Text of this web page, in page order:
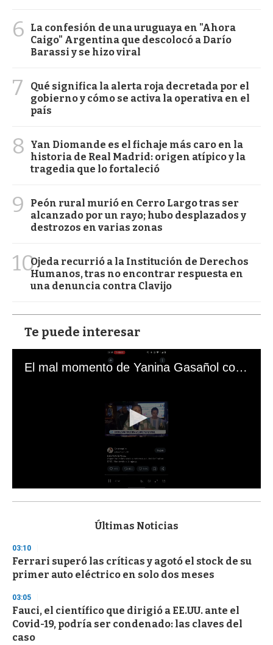
6
La confesión de una uruguaya en "Ahora
Caigo" Argentina que descolocó a Darío
Barassi y se hizo viral
7
Qué significa la alerta roja decretada por el
gobierno y cómo se activa la operativa en el
país
8
Yan Diomande es el fichaje más caro en la
historia de Real Madrid: origen atípico y la
tragedia que lo fortaleció
9
Peón rural murió en Cerro Largo tras ser
alcanzado por un rayo; hubo desplazados y
destrozos en varias zonas
10Ojeda recurrió a la Institución de Derechos
Humanos, tras no encontrar respuesta en
una denuncia contra Clavijo
Te puede interesar
El mal momento de Yanina Gasañol con un hincha argentino en "Subrayado"
s
d
s
o
f
3
s
e
c
o
Últimas Noticias
03:10
Ferrari superó las críticas y agotó el stock de su
primer auto eléctrico en solo dos meses
03:05
Fauci, el científico que dirigió a EE.UU. ante el
Covid-19, podría ser condenado: las claves del
caso